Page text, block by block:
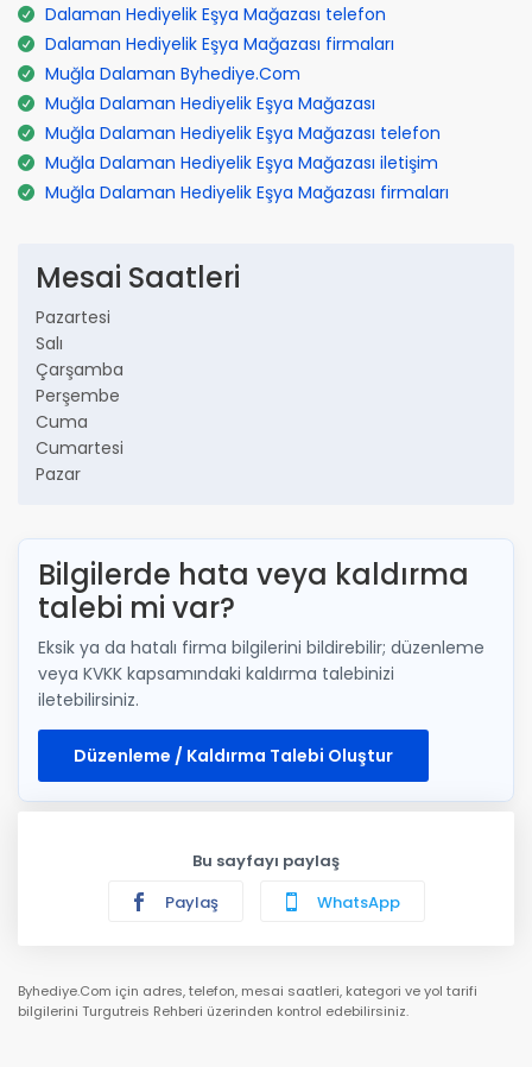
Dalaman Hediyelik Eşya Mağazası telefon
Dalaman Hediyelik Eşya Mağazası firmaları
Muğla Dalaman Byhediye.Com
Muğla Dalaman Hediyelik Eşya Mağazası
Muğla Dalaman Hediyelik Eşya Mağazası telefon
Muğla Dalaman Hediyelik Eşya Mağazası iletişim
Muğla Dalaman Hediyelik Eşya Mağazası firmaları
Mesai Saatleri
Pazartesi
Salı
Çarşamba
Perşembe
Cuma
Cumartesi
Pazar
Bilgilerde hata veya kaldırma
talebi mi var?
Eksik ya da hatalı firma bilgilerini bildirebilir; düzenleme
veya KVKK kapsamındaki kaldırma talebinizi
iletebilirsiniz.
Düzenleme / Kaldırma Talebi Oluştur
Bu sayfayı paylaş
Paylaş
WhatsApp
Byhediye.Com için adres, telefon, mesai saatleri, kategori ve yol tarifi
bilgilerini Turgutreis Rehberi üzerinden kontrol edebilirsiniz.